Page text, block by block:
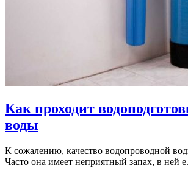
Как проходит
воды
К сожалению, качество водопроводной
Часто она имеет неприятный запах, в ней